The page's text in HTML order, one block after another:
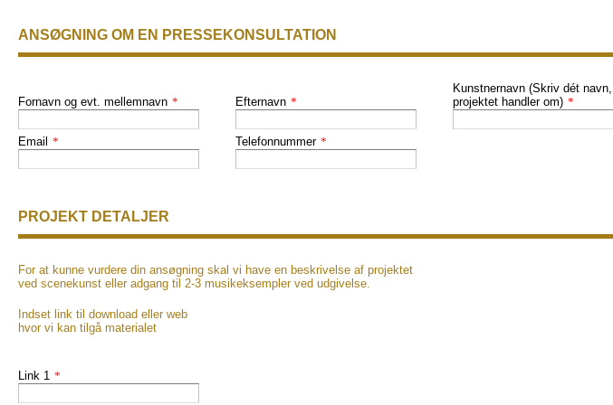
ANSØGNING OM EN PRESSEKONSULTATION
Fornavn og evt. mellemnavn * Efternavn *
Kunstnernavn (Skriv dét navn,
projektet handler om) *
Email * Telefonnummer *
PROJEKT DETALJER
For at kunne vurdere din ansøgning skal vi have en beskrivelse af projektet
ved scenekunst eller adgang til 2-3 musikeksempler ved udgivelse.
Indset link til download eller web
hvor vi kan tilgå materialet
Link 1 *